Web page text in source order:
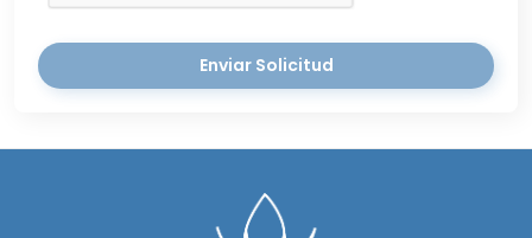
Enviar Solicitud